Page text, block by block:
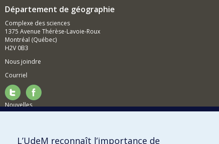
Département de géographie
Complexe des sciences
1375 Avenue Thérèse-Lavoie-Roux
Montréal (Québec)
H2V 0B3
Nous joindre
Courriel
Nouvelles
Comment soutenir le Département?
L’UdeM reconnaît l’importance de